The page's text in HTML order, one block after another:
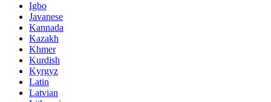
Igbo
Javanese
Kannada
Kazakh
Khmer
Kurdish
Kyrgyz
Latin
Latvian